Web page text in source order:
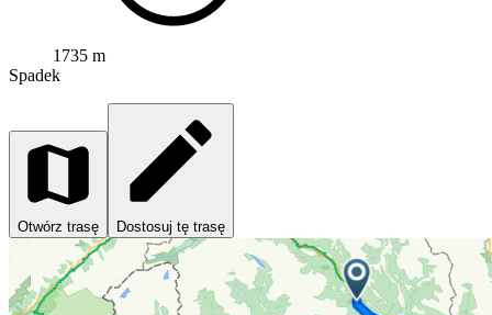
1735 m
Spadek
Otwórz trasę Dostosuj tę trasę